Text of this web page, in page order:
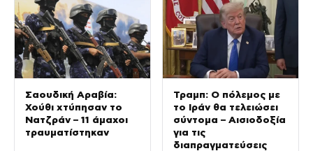
Σαουδική Αραβία:
Χούθι χτύπησαν το
Νατζράν – 11 άμαχοι
τραυματίστηκαν
Τραμπ: Ο πόλεμος με
το Ιράν θα τελειώσει
σύντομα – Αισιοδοξία
για τις
διαπραγματεύσεις